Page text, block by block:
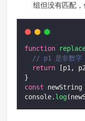
组但没有匹配，
function
// p1 是非数字
return [p1,
}
const newString
console. log